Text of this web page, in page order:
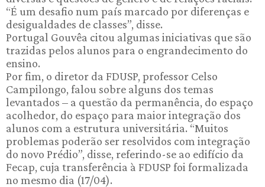
“É um desafio num país marcado por diferenças e
desigualdades de classes”, disse.
Portugal Gouvêa citou algumas iniciativas que são
trazidas pelos alunos para o engrandecimento do
ensino.
Por fim, o diretor da FDUSP, professor Celso
Campilongo, falou sobre alguns dos temas
levantados – a questão da permanência, do espaço
acolhedor, do espaço para maior integração dos
alunos com a estrutura universitária. “Muitos
problemas poderão ser resolvidos com integração
do novo Prédio”, disse, referindo-se ao edifício da
Fecap, cuja transferência à FDUSP foi formalizada
no mesmo dia (17/04).